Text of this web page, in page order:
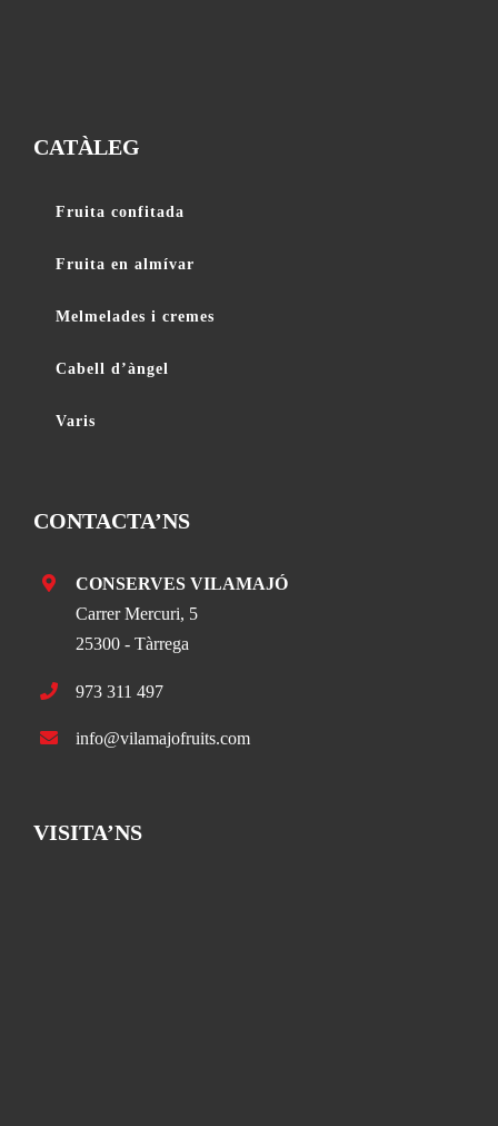
CATÀLEG
Fruita confitada
Fruita en almívar
Melmelades i cremes
Cabell d’àngel
Varis
CONTACTA’NS
CONSERVES VILAMAJÓ
Carrer Mercuri, 5
25300 - Tàrrega
973 311 497
info@vilamajofruits.com
VISITA’NS